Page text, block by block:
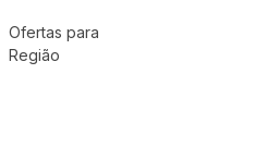
Ofertas para
Região